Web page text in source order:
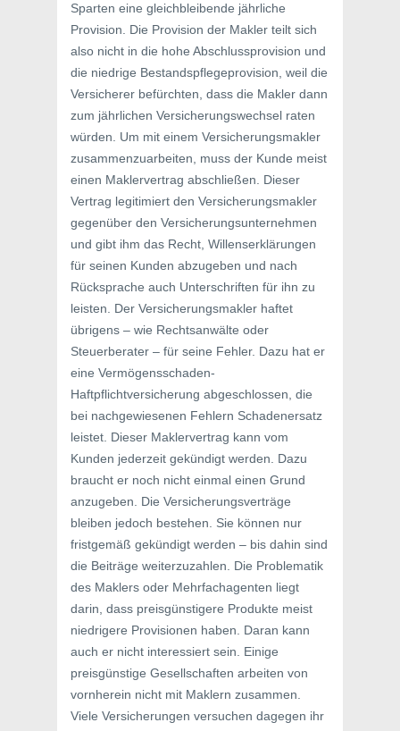
Sparten eine gleichbleibende jährliche
Provision. Die Provision der Makler teilt sich
also nicht in die hohe Abschlussprovision und
die niedrige Bestandspflegeprovision, weil die
Versicherer befürchten, dass die Makler dann
zum jährlichen Versicherungswechsel raten
würden. Um mit einem Versicherungsmakler
zusammenzuarbeiten, muss der Kunde meist
einen Maklervertrag abschließen. Dieser
Vertrag legitimiert den Versicherungsmakler
gegenüber den Versicherungsunternehmen
und gibt ihm das Recht, Willenserklärungen
für seinen Kunden abzugeben und nach
Rücksprache auch Unterschriften für ihn zu
leisten. Der Versicherungsmakler haftet
übrigens – wie Rechtsanwälte oder
Steuerberater – für seine Fehler. Dazu hat er
eine Vermögensschaden-
Haftpflichtversicherung abgeschlossen, die
bei nachgewiesenen Fehlern Schadenersatz
leistet. Dieser Maklervertrag kann vom
Kunden jederzeit gekündigt werden. Dazu
braucht er noch nicht einmal einen Grund
anzugeben. Die Versicherungsverträge
bleiben jedoch bestehen. Sie können nur
fristgemäß gekündigt werden – bis dahin sind
die Beiträge weiterzuzahlen. Die Problematik
des Maklers oder Mehrfachagenten liegt
darin, dass preisgünstigere Produkte meist
niedrigere Provisionen haben. Daran kann
auch er nicht interessiert sein. Einige
preisgünstige Gesellschaften arbeiten von
vornherein nicht mit Maklern zusammen.
Viele Versicherungen versuchen dagegen ihr